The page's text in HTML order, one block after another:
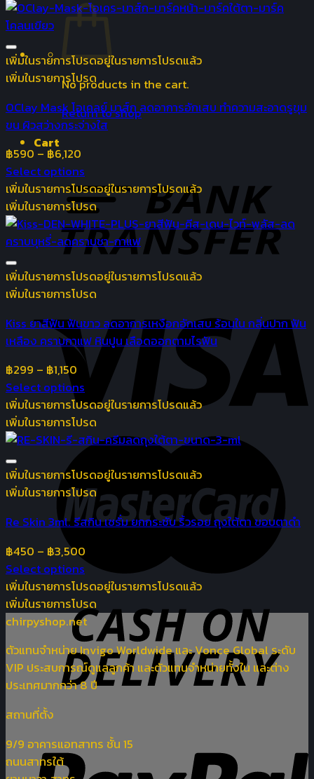
No products in the cart.
Return to shop
Cart
เพิ่มในรายการโปรดอยู่ในรายการโปรดแล้ว
เพิ่มในรายการโปรด
OClay Mask โอเคลย์ มาส์ก ลดอาการอักเสบ ทำความสะอาดรูขุม
ขน ผิวสว่างกระจ่างใส
฿590 – ฿6,120
Select options
เพิ่มในรายการโปรดอยู่ในรายการโปรดแล้ว
เพิ่มในรายการโปรด
เพิ่มในรายการโปรดอยู่ในรายการโปรดแล้ว
เพิ่มในรายการโปรด
Kiss ยาสีฟัน ฟันขาว ลดอาการเหงือกอักเสบ ร้อนใน กลิ่นปาก ฟัน
เหลือง คราบกาแฟ หินปูน เลือดออกตามไรฟัน
฿299 – ฿1,150
Select options
เพิ่มในรายการโปรดอยู่ในรายการโปรดแล้ว
เพิ่มในรายการโปรด
เพิ่มในรายการโปรดอยู่ในรายการโปรดแล้ว
เพิ่มในรายการโปรด
Re Skin 3ml. รีสกิน เซรั่ม ยกกระชับ ริ้วรอย ถุงใต้ตา ขอบตาดำ
฿450 – ฿3,500
Select options
เพิ่มในรายการโปรดอยู่ในรายการโปรดแล้ว
เพิ่มในรายการโปรด
chirpyshop.net
ตัวแทนจำหน่าย Invigo Worldwide และ Vonce Global ระดับ
VIP ประสบการณ์ดูแลลูกค้า และตัวแทนจำหน่ายทั้งใน และต่าง
ประเทศมากกว่า 8 ปี
สถานที่ตั้ง
9/9 อาคารแอทสาทร ชั้น 15
ถนนสาทรใต้